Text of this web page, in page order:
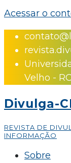
Acessar o
Skip
content
Velho -
Divulga-
REVISTA DE
INFORMAÇÃO
Sobre